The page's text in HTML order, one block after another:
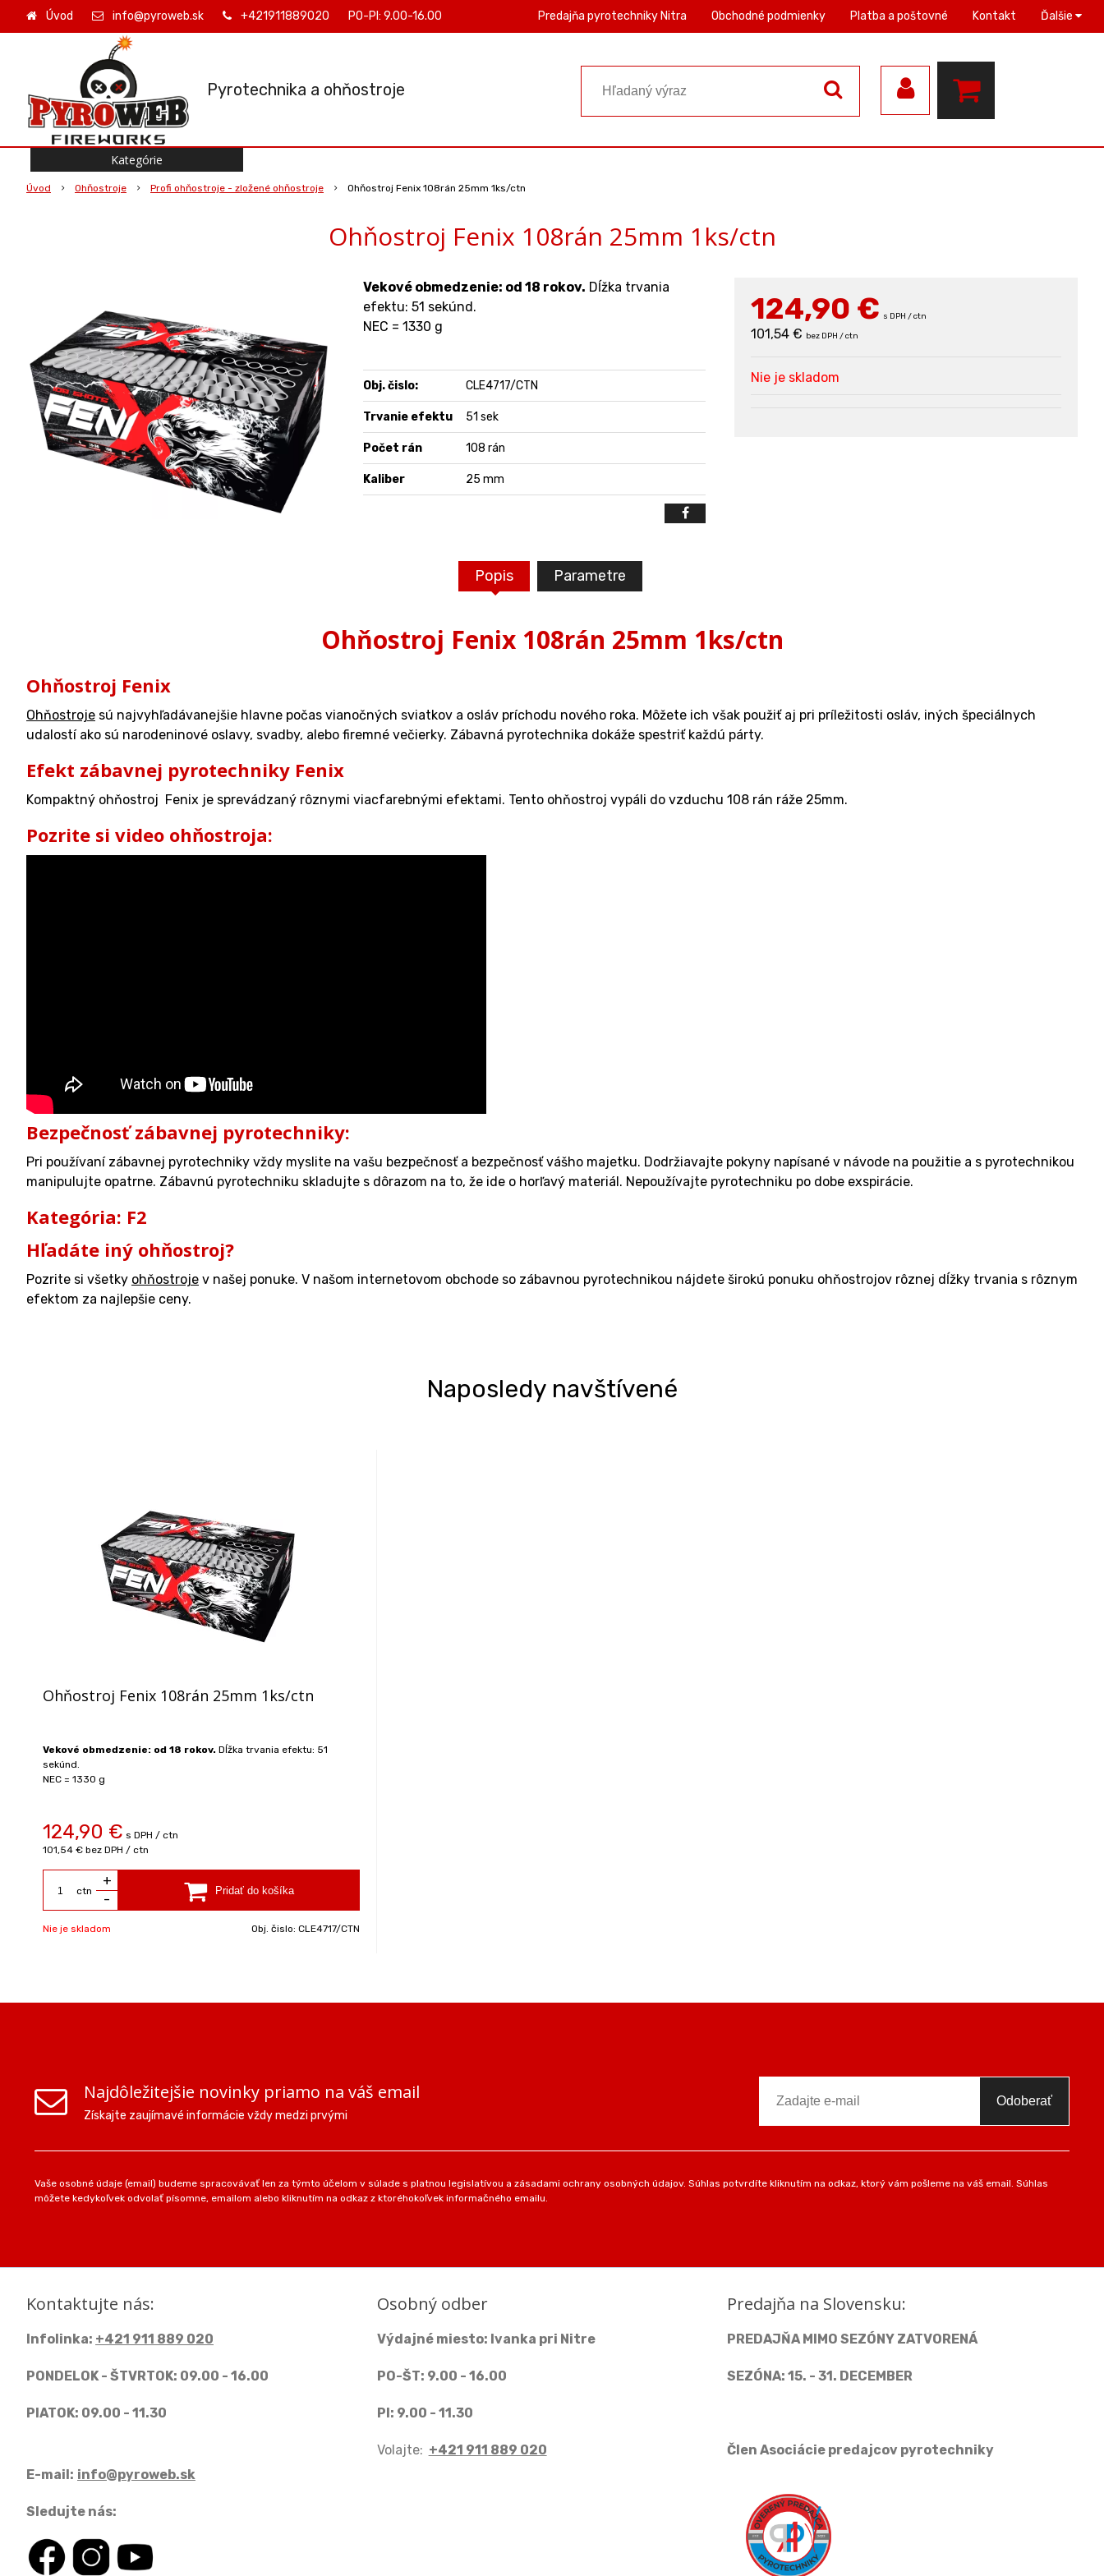
Pyrotechnika a ohňostroje
Úvod info@pyroweb.sk +421911889020 PO-PI: 9.00-16.00 Predajňa pyrotechniky Nitra Obchodné podmienky Platba a poštovné Kontakt Ďalšie
Úvod Ohňostroje Profi ohňostroje - zložené ohňostroje Ohňostroj Fenix 108rán 25mm 1ks/ctn
Ohňostroj Fenix 108rán 25mm 1ks/ctn
124,90 € s DPH / ctn
101,54 € bez DPH / ctn
Nie je skladom
Vekové obmedzenie: od 18 rokov. Dĺžka trvania
efektu: 51 sekúnd.
NEC = 1330 g
Obj. čislo: CLE4717/CTN
Trvanie efektu 51 sek
Počet rán 108 rán
Kaliber 25 mm
Popis Parametre
Ohňostroj Fenix 108rán 25mm 1ks/ctn
Ohňostroj Fenix
Ohňostroje sú najvyhľadávanejšie hlavne počas vianočných sviatkov a osláv príchodu nového roka. Môžete ich však použiť aj pri príležitosti osláv, iných špeciálnych
udalostí ako sú narodeninové oslavy, svadby, alebo firemné večierky. Zábavná pyrotechnika dokáže spestriť každú párty.
Efekt zábavnej pyrotechniky Fenix
Kompaktný ohňostroj Fenix je sprevádzaný rôznymi viacfarebnými efektami. Tento ohňostroj vypáli do vzduchu 108 rán ráže 25mm.
Pozrite si video ohňostroja:
Bezpečnosť zábavnej pyrotechniky:
Pri používaní zábavnej pyrotechniky vždy myslite na vašu bezpečnosť a bezpečnosť vášho majetku. Dodržiavajte pokyny napísané v návode na použitie a s pyrotechnikou
manipulujte opatrne. Zábavnú pyrotechniku skladujte s dôrazom na to, že ide o horľavý materiál. Nepoužívajte pyrotechniku po dobe exspirácie.
Kategória: F2
Hľadáte iný ohňostroj?
Pozrite si všetky ohňostroje v našej ponuke. V našom internetovom obchode so zábavnou pyrotechnikou nájdete širokú ponuku ohňostrojov rôznej dĺžky trvania s rôznym
efektom za najlepšie ceny.
Naposledy navštívené
Ohňostroj Fenix 108rán 25mm 1ks/ctn
Vekové obmedzenie: od 18 rokov. Dĺžka trvania efektu: 51
sekúnd.
NEC = 1330 g
124,90 € s DPH / ctn
101,54 € bez DPH / ctn
ctn
+
-
Nie je skladom Obj. čislo: CLE4717/CTN
Kategórie
Najdôležitejšie novinky priamo na váš email
Získajte zaujímavé informácie vždy medzi prvými
Odoberať
Vaše osobné údaje (email) budeme spracovávať len za týmto účelom v súlade s platnou legislatívou a zásadami ochrany osobných údajov. Súhlas potvrdíte kliknutím na odkaz, ktorý vám pošleme na váš email. Súhlas
môžete kedykoľvek odvolať písomne, emailom alebo kliknutím na odkaz z ktoréhokoľvek informačného emailu.
Kontaktujte nás:
Infolinka: +421 911 889 020
PONDELOK - ŠTVRTOK: 09.00 - 16.00
PIATOK: 09.00 - 11.30
E-mail: info@pyroweb.sk
Sledujte nás:
Osobný odber
Výdajné miesto: Ivanka pri Nitre
PO-ŠT: 9.00 - 16.00
PI: 9.00 - 11.30
Volajte: +421 911 889 020
Predajňa na Slovensku:
PREDAJŇA MIMO SEZÓNY ZATVORENÁ
SEZÓNA: 15. - 31. DECEMBER
Člen Asociácie predajcov pyrotechniky